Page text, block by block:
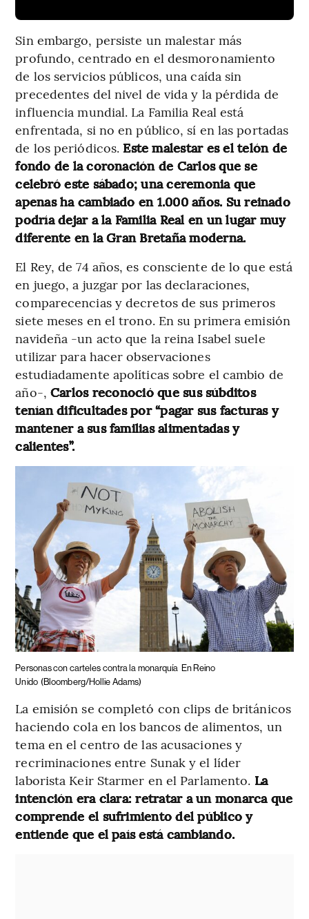
Sin embargo, persiste un malestar más
profundo, centrado en el desmoronamiento
de los servicios públicos, una caída sin
precedentes del nivel de vida y la pérdida de
influencia mundial. La Familia Real está
enfrentada, si no en público, sí en las portadas
de los periódicos. Este malestar es el telón de
fondo de la coronación de Carlos que se
celebró este sábado; una ceremonia que
apenas ha cambiado en 1.000 años. Su reinado
podría dejar a la Familia Real en un lugar muy
diferente en la Gran Bretaña moderna.
El Rey, de 74 años, es consciente de lo que está
en juego, a juzgar por las declaraciones,
comparecencias y decretos de sus primeros
siete meses en el trono. En su primera emisión
navideña -un acto que la reina Isabel suele
utilizar para hacer observaciones
estudiadamente apolíticas sobre el cambio de
año-, Carlos reconoció que sus súbditos
tenían dificultades por “pagar sus facturas y
mantener a sus familias alimentadas y
calientes”.
Personas con carteles contra la monarquía En Reino
Unido (Bloomberg/Hollie Adams)
La emisión se completó con clips de británicos
haciendo cola en los bancos de alimentos, un
tema en el centro de las acusaciones y
recriminaciones entre Sunak y el líder
laborista Keir Starmer en el Parlamento. La
intención era clara: retratar a un monarca que
comprende el sufrimiento del público y
entiende que el país está cambiando.